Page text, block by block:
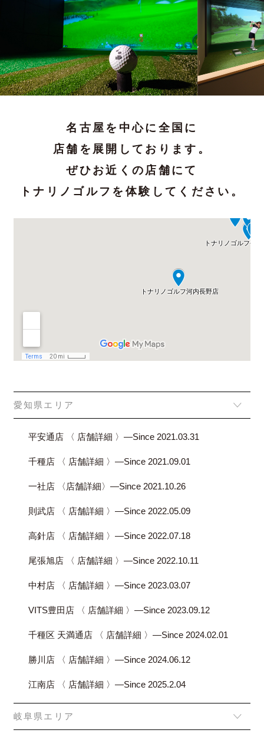
名古屋を中心に全国に
店舗を展開しております。
ぜひお近くの店舗にて
トナリノゴルフを体験してください。
愛知県エリア
平安通店 〈 店舗詳細 〉―Since 2021.03.31
千種店 〈 店舗詳細 〉―Since 2021.09.01
一社店 〈店舗詳細〉―Since 2021.10.26
則武店 〈 店舗詳細 〉―Since 2022.05.09
高針店 〈 店舗詳細 〉―Since 2022.07.18
尾張旭店 〈 店舗詳細 〉―Since 2022.10.11
中村店 〈 店舗詳細 〉―Since 2023.03.07
VITS豊田店 〈 店舗詳細 〉―Since 2023.09.12
千種区 天満通店 〈 店舗詳細 〉―Since 2024.02.01
勝川店 〈 店舗詳細 〉―Since 2024.06.12
江南店 〈 店舗詳細 〉―Since 2025.2.04
岐阜県エリア